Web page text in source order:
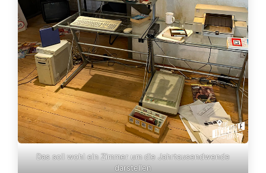
Das soll wohl ein Zimmer um die Jahrtausendwende
darstellen